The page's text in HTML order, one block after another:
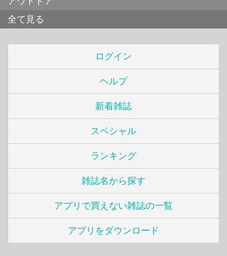
全て見る
ログイン
ヘルプ
新着雑誌
スペシャル
ランキング
雑誌名から探す
アプリで買えない雑誌の一覧
アプリをダウンロード